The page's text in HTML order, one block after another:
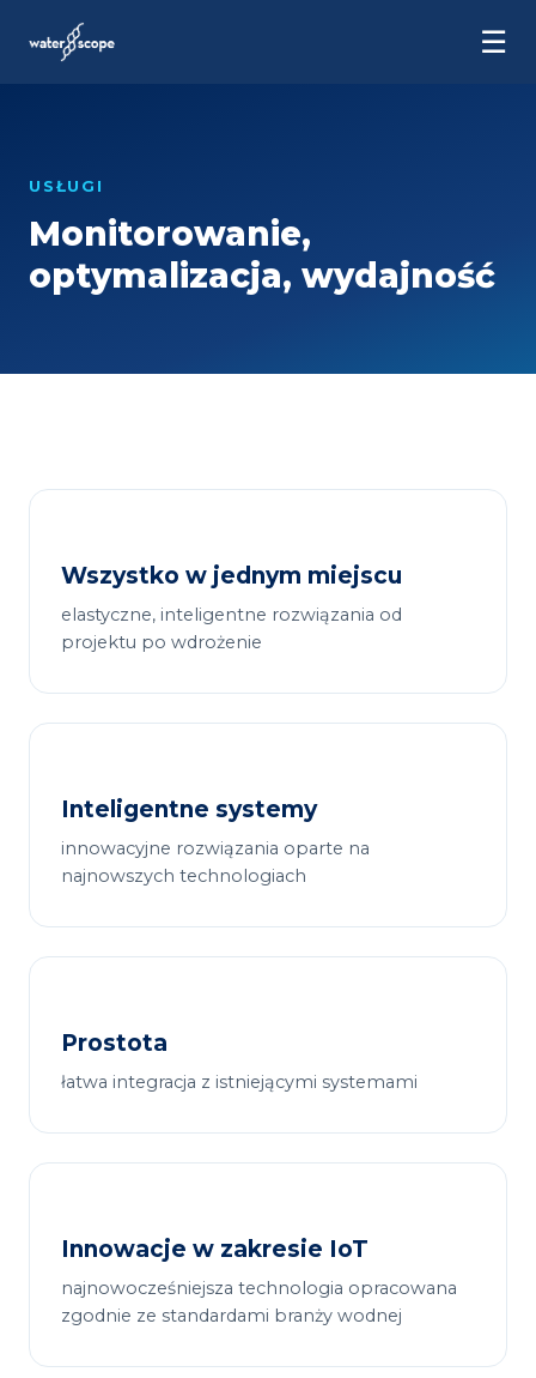
☰
USŁUGI
Monitorowanie,
optymalizacja, wydajność
Wszystko w jednym miejscu
elastyczne, inteligentne rozwiązania od
projektu po wdrożenie
Inteligentne systemy
innowacyjne rozwiązania oparte na
najnowszych technologiach
Prostota
łatwa integracja z istniejącymi systemami
Innowacje w zakresie IoT
najnowocześniejsza technologia opracowana
zgodnie ze standardami branży wodnej